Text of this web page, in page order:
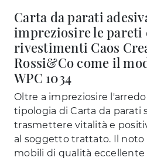
Carta da parati
impreziosire le pareti
rivestimenti Caos
Rossi&Co come il
WPC 1034
Oltre a impreziosire
tipologia di Carta da parati
trasmettere vitalità e
al soggetto trattato. Il
mobili di qualità eccellente